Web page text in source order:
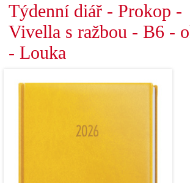
Týdenní diář - Prokop -
Vivella s ražbou - B6 -
- Louka